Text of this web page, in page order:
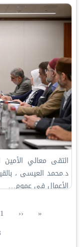
‏التقى معالي
د.⁧‫محمد العيسى‬⁩‬⁩ ،
الأعمال في عموم…
الصفحة الأولى
« الصفحة
‹‹
1